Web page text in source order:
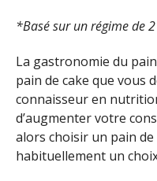
*Basé sur un régime de
La gastronomie du
pain de cake que vous
connaisseur en
d’augmenter votre
alors choisir un pain
habituellement un